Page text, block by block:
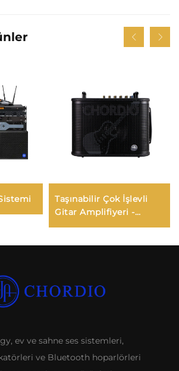
Taşınabilir Çok İşlevli
Gitar Amplifiyeri -
Jungle X8 Pro（Siyaht）
ev ve sahne ses sistemleri,
ve Bluetooth hoparlörleri